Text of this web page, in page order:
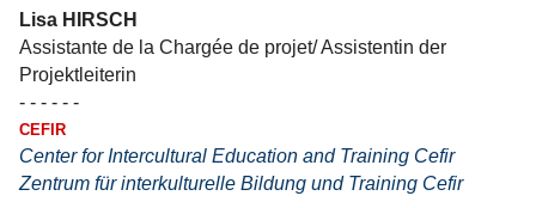
Lisa HIRSCH
Assistante de la Chargée de projet/ Assistentin der
Projektleiterin
- - - - - -
CEFIR
Center for Intercultural Education and Training Cefir
Zentrum für interkulturelle Bildung und Training Cefir